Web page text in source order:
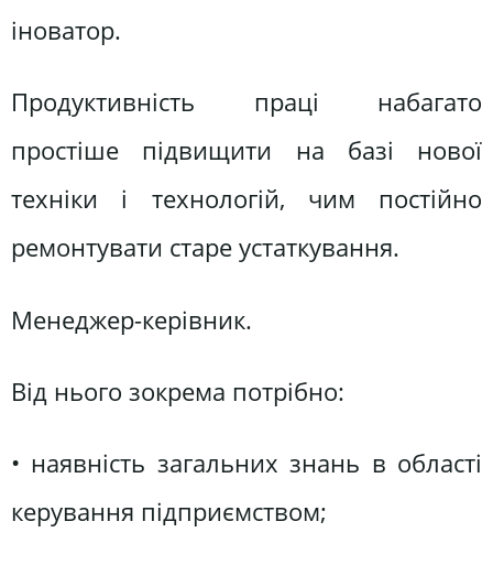
іноватор.
Продуктивність праці набагато
простіше підвищити на базі нової
техніки і технологій, чим постійно
ремонтувати старе устаткування.
Менеджер-керівник.
Від нього зокрема потрібно:
• наявність загальних знань в області
керування підприємством;